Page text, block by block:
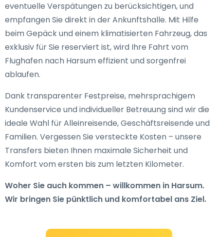
eventuelle Verspätungen zu berücksichtigen, und
empfangen Sie direkt in der Ankunftshalle. Mit Hilfe
beim Gepäck und einem klimatisierten Fahrzeug, das
exklusiv für Sie reserviert ist, wird Ihre Fahrt vom
Flughafen nach Harsum effizient und sorgenfrei
ablaufen.
Dank transparenter Festpreise, mehrsprachigem
Kundenservice und individueller Betreuung sind wir die
ideale Wahl für Alleinreisende, Geschäftsreisende und
Familien. Vergessen Sie versteckte Kosten – unsere
Transfers bieten Ihnen maximale Sicherheit und
Komfort vom ersten bis zum letzten Kilometer.
Woher Sie auch kommen – willkommen in Harsum.
Wir bringen Sie pünktlich und komfortabel ans Ziel.